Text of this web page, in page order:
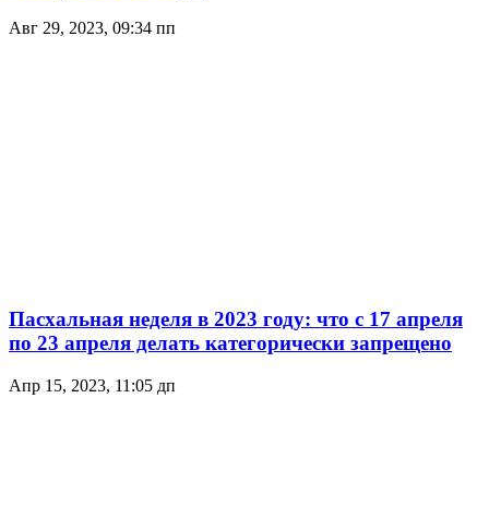
Авг 29, 2023, 09:34 пп
Пасхальная неделя в 2023 году: что с 17 апреля
по 23 апреля делать категорически запрещено
Апр 15, 2023, 11:05 дп